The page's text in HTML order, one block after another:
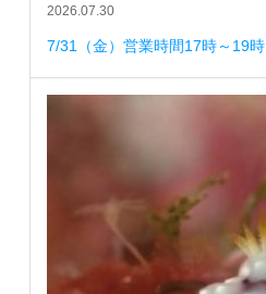
2026.07.30
7/31（金）営業時間17時～19時